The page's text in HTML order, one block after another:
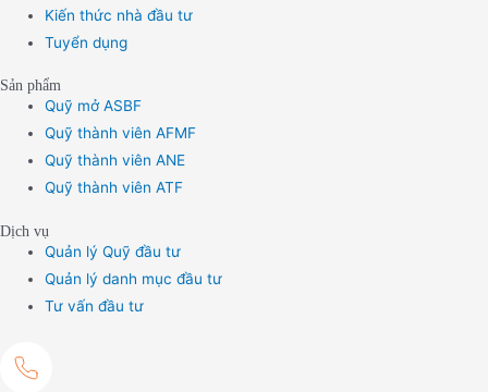
Kiến thức nhà đầu tư
Tuyển dụng
Sản phẩm
Quỹ mở ASBF
Quỹ thành viên AFMF
Quỹ thành viên ANE
Quỹ thành viên ATF
Dịch vụ
Quản lý Quỹ đầu tư
Quản lý danh mục đầu tư
Tư vấn đầu tư